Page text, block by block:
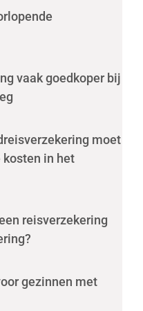
vaak goedkoper bij
moet
in het
reisverzekering
gezinnen met